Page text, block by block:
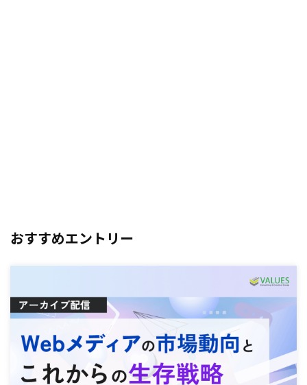
おすすめエントリー